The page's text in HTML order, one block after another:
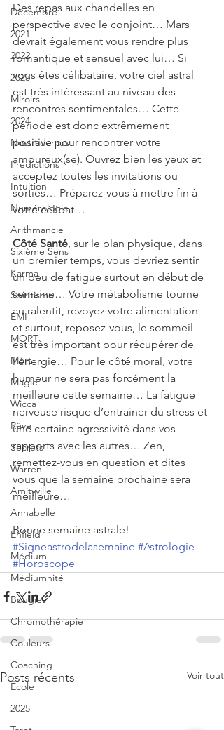
Décembre
2021
2022
2023
Miroirs
2024
Nostradamus
Prédictions
Intuition
Numérologie
Arithmancie
Sixième Sens
Karma
Spiritisme
EMI
MORT
Mort
Magie
Wicca
Rêve
Secrets
Warren
Amityville
Annabelle
Enfield
Médium
Médiumnité
Bougies
Chromothérapie
Couleurs
Coaching
École
2025
Des repas aux chandelles en
perspective avec le conjoint… Mars
devrait également vous rendre plus
romantique et sensuel avec lui… Si
vous êtes célibataire, votre ciel astral
est très intéressant au niveau des
rencontres sentimentales… Cette
période est donc extrêmement
positive pour rencontrer votre
amoureux(se). Ouvrez bien les yeux et
acceptez toutes les invitations ou
sorties… Préparez-vous à mettre fin à
votre célibat…
Côté Santé, sur le plan physique, dans
un premier temps, vous devriez sentir
un peu de fatigue surtout en début de
semaine… Votre métabolisme tourne
au ralentit, revoyez votre alimentation
et surtout, reposez-vous, le sommeil
est très important pour récupérer de
l’énergie… Pour le côté moral, votre
humeur ne sera pas forcément la
meilleure cette semaine… La fatigue
nerveuse risque d’entrainer du stress et
une certaine agressivité dans vos
rapports avec les autres… Zen,
remettez-vous en question et dites
vous que la semaine prochaine sera
meilleure…
Bonne semaine astrale!
#Signeastrodelasemaine #Astrologie
#Horoscope
Posts récents Voir tout